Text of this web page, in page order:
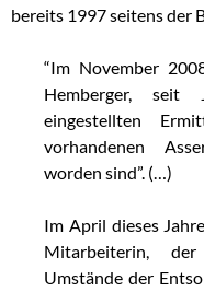
bereits 1997 seitens der
“Im November
Hemberger, seit
eingestellten
vorhandenen
worden sind”. (…)
Im April dieses
Mitarbeiterin,
Umstände der